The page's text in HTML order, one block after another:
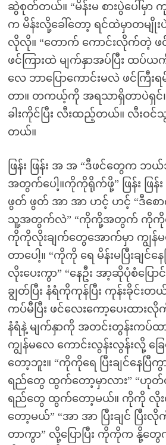
ဆွဲစုတ်တယ်။ “မိန်းမ စားပွဲပေါ်မှ
က မိန်းလို့ခေါ်တော့ ရင်ထဲမှာတမျို
လိုလို။ “တောက် ကောင်းလိုက်တဲ့ ဖင်
ဖင်ကြားထဲ မျက်နှာအပ်ပြီး ထပ်ယ
လေ ဘာပြောကောင်းမလဲ ဖင်ကြီးရမ်
တာ။ တကယ့်ကို အရသာရှိတာပဲရှင်
ခါးကိုင်ပြီး လီးထည့်တယ်။ လီးဝင်
တယ်။
ဖြန်း ဖြန်း အ အ “ဒီဖင်တွေ
အတွက်ပေါ့။ကိုကိုရိုက်ဖို့” ဖြန်း ဖြန်
ဖွတ် ဖွတ် အာ အာ ဟင့် ဟင့် “ဒီစ
သူ့အတွက်လဲ” “ကိုကို့အတွက် ကိုကိုလို
ကိုကိုလိုးချက်တွေအောက်မှာ ကျွန်
တာပေါ့။ “ကိုကို ရေ မိန်းမပြီးချင်န
လိုးပေးကွာ” “နေဦး အာ့ဆိုပုံစံပြ
ချွတ်ပြီး နံရံကိုကုန်ပြီး ကုန်းခိုင်းတ
ကပ်မီပြီး ဖင်လေးကော့ပေးထား
နံရံနဲ့ မျက်နှာကို အတင်းတွန်းကပ်ထာ
ကျွန်မလေ ကောင်းလွန်းလွန်းလို့ ခြ
တော့ဘူး။ “ကိုကိုရေ ပြီးချင်နေပြီ
ရည်တွေ ထွက်တော့မှာလား” “ဟု
ရည်တွေ ထွက်တော့မယ်။ ကိုကို
တော့မယ်” “အာ အာ ပြီးချင် ပြီ
တာကွာ” လို့ပြောပြီး ကိုကိုက နို့တွ